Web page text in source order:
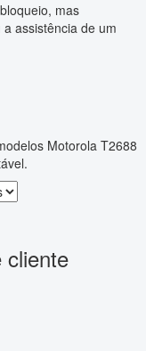
mas
assistência de um
Motorola T2688
cliente